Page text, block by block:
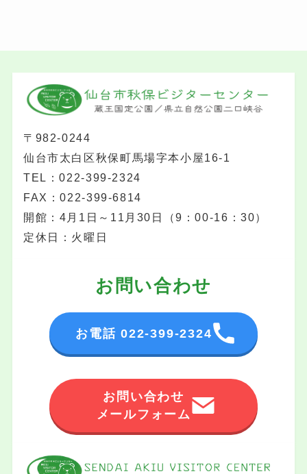
〒982-0244
仙台市太白区秋保町馬場字本小屋16-1
TEL：022-399-2324
FAX：022-399-6814
開館：4月1日～11月30日（9：00-16：30）
定休日：火曜日
お問い合わせ
お電話 022-399-2324
お問い合わせ
メールフォーム